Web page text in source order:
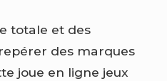
totale et des
des marques
joue en ligne jeux